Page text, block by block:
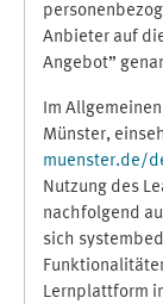
Anbieter auf
Angebot”
Im
Münster,
muenster.de/
Nutzung des
nachfolgend
sich
Lernplattform